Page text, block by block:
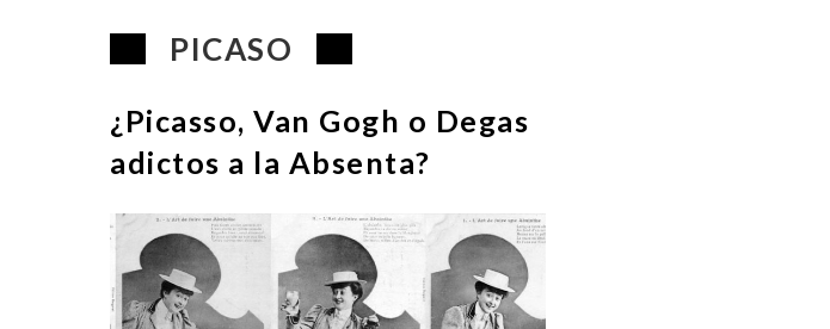
PICASO
¿Picasso, Van Gogh o Degas
adictos a la Absenta?